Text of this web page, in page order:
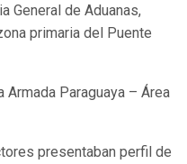
General de Aduanas,
primaria del Puente
Paraguaya – Área
presentaban perfil de